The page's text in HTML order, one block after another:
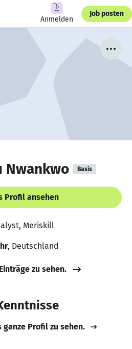
Anmelden
Job posten
Nwankwo Basis
Profil ansehen
Meriskill
, Deutschland
zu sehen.
ganze Profil zu sehen.